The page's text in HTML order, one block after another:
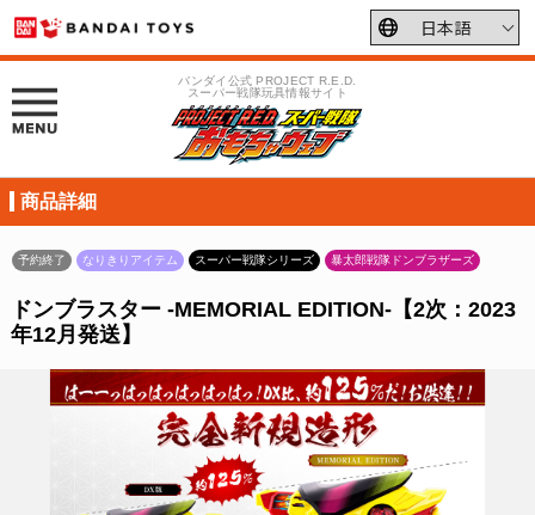
バンダイ公式 PROJECT R.E.D.
スーパー戦隊玩具情報サイト
商品詳細
予約終了 なりきりアイテム スーパー戦隊シリーズ 暴太郎戦隊ドンブラザーズ
ドンブラスター ‐MEMORIAL EDITION‐【2次：2023
年12月発送】